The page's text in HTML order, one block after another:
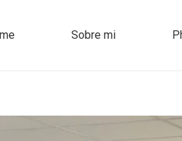
Sobre mi